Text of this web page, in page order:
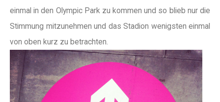
einmal in den Olympic Park zu kommen und so blieb nur die
Stimmung mitzunehmen und das Stadion wenigsten einmal
von oben kurz zu betrachten.